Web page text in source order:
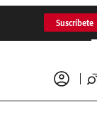
Suscríbete